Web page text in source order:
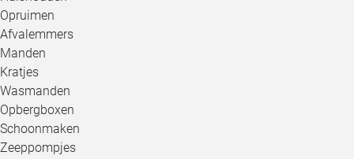
Opruimen
Afvalemmers
Manden
Kratjes
Wasmanden
Opbergboxen
Schoonmaken
Zeeppompjes